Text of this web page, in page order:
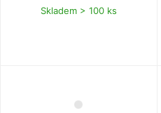
Skladem > 100 ks